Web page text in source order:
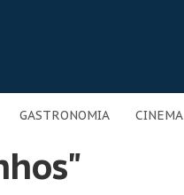
GASTRONOMIA CINEMA